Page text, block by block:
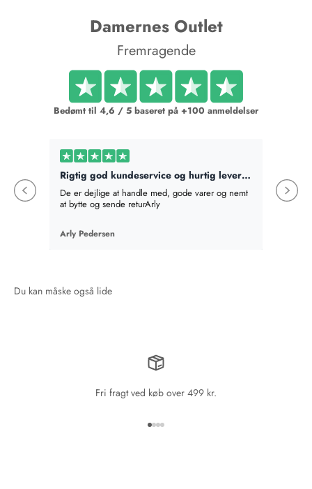
Damernes Outlet
Fremragende
Bedømt til 4,6 / 5 baseret på +100 anmeldelser
Rigtig god kundeservice og hurtig levering
De er dejlige at handle med, gode varer og nemt
at bytte og sende returArly
Arly Pedersen
det
Fri fragt ved køb over 499 kr.